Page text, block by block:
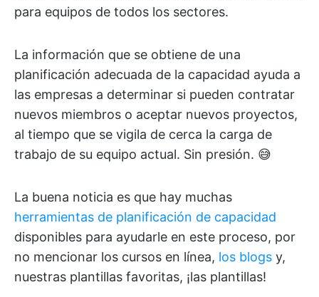
para equipos de todos los sectores.
La información que se obtiene de una
planificación adecuada de la capacidad ayuda a
las empresas a determinar si pueden contratar
nuevos miembros o aceptar nuevos proyectos,
al tiempo que se vigila de cerca la carga de
trabajo de su equipo actual. Sin presión. 😅
La buena noticia es que hay muchas
herramientas de planificación de capacidad
disponibles para ayudarle en este proceso, por
no mencionar los cursos en línea, los blogs y,
nuestras plantillas favoritas, ¡las plantillas!